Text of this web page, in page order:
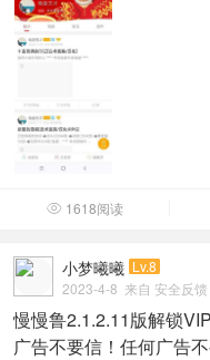
 1618阅读
小梦曦曦 Lv.8
2023-4-8 来自 安全反馈
慢慢鲁2.1.2.11版解锁
广告不要信！任何广告